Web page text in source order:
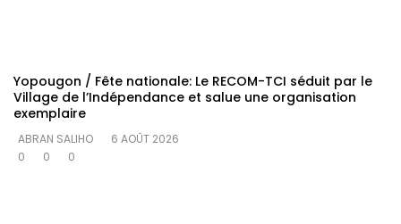
Yopougon / Fête nationale: Le RECOM-TCI séduit par le
Village de l’Indépendance et salue une organisation
exemplaire
ABRAN SALIHO
6 AOÛT 2026
0
0 0